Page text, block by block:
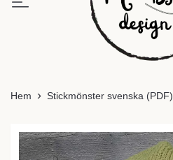
Hem Stickmönster svenska (PDF)